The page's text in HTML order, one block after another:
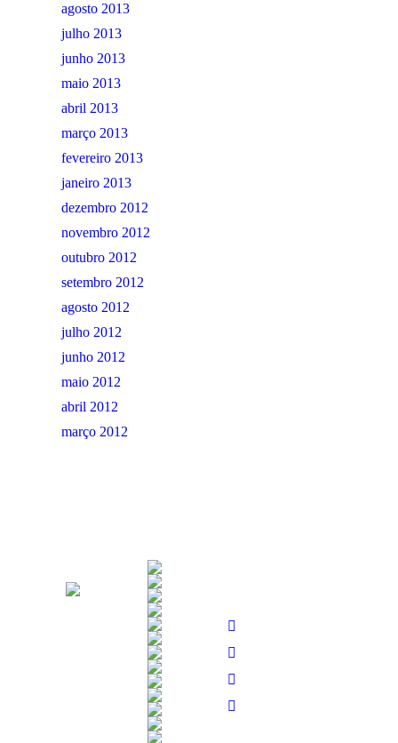
agosto 2013
julho 2013
junho 2013
maio 2013
abril 2013
março 2013
fevereiro 2013
janeiro 2013
dezembro 2012
novembro 2012
outubro 2012
setembro 2012
agosto 2012
julho 2012
junho 2012
maio 2012
abril 2012
março 2012